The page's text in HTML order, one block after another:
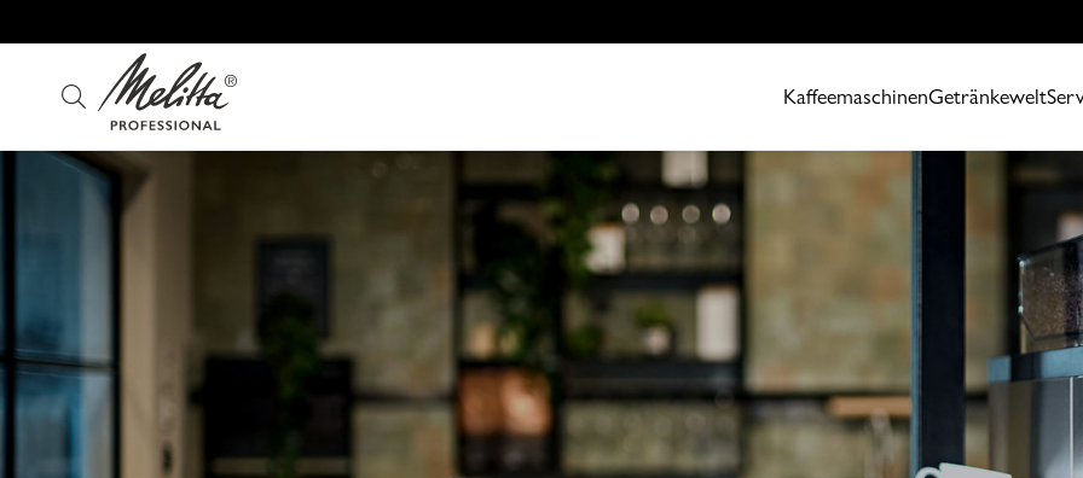
KaffeemaschinenGetränkewelt